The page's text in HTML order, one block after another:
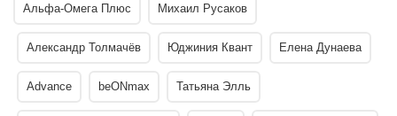
Альфа-Омега Плюс Михаил Русаков
Александр Толмачёв Юджиния Квант Елена Дунаева
Advance beONmax Татьяна Элль